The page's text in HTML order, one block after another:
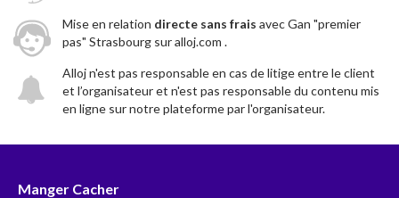
Mise en relation directe sans frais avec Gan "premier
pas" Strasbourg sur alloj.com .
Alloj n'est pas responsable en cas de litige entre le client
et l’organisateur et n'est pas responsable du contenu mis
en ligne sur notre plateforme par l'organisateur.
Manger Cacher